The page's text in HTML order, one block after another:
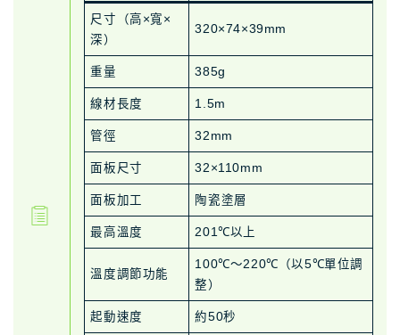
尺寸（高×寬×
深）
320×74×39mm
重量 385g
線材長度 1.5m
管徑 32mm
面板尺寸 32×110mm
面板加工 陶瓷塗層
最高溫度 201℃以上
溫度調節功能
100℃～220℃（以5℃單位調
整）
起動速度 約50秒